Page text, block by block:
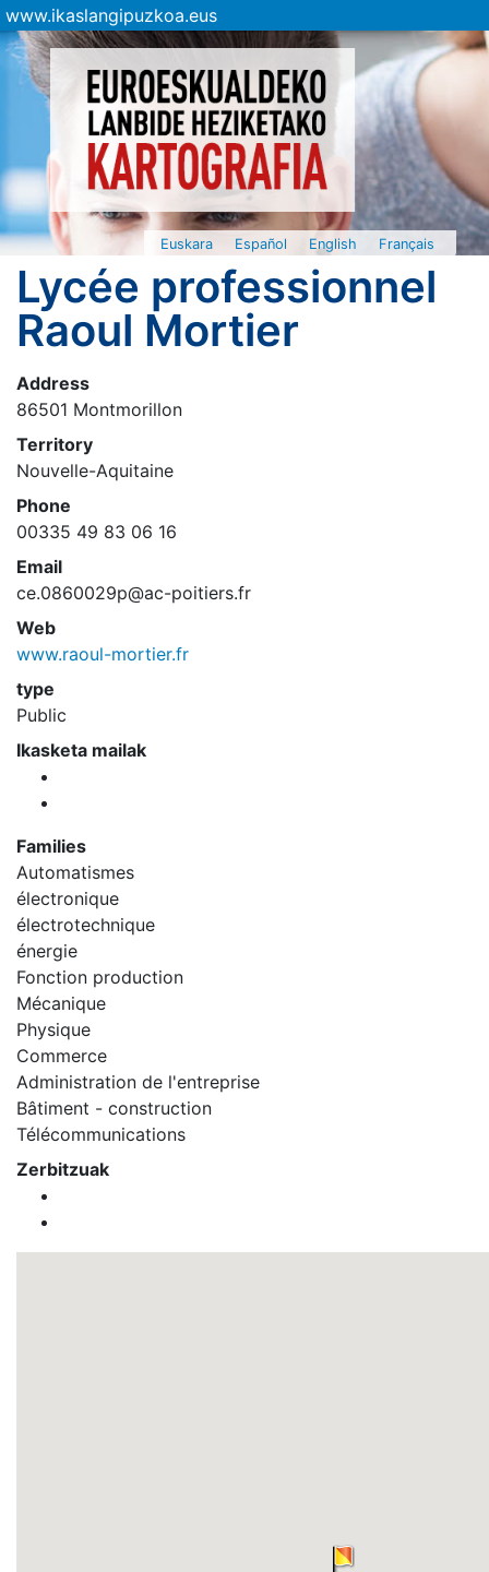
www.ikaslangipuzkoa.eus
Euskara Español English Français
Lycée professionnel
Raoul Mortier
Address
86501 Montmorillon
Territory
Nouvelle-Aquitaine
Phone
00335 49 83 06 16
Email
ce.0860029p@ac-poitiers.fr
Web
www.raoul-mortier.fr
type
Public
Ikasketa mailak
Families
Automatismes
électronique
électrotechnique
énergie
Fonction production
Mécanique
Physique
Commerce
Administration de l'entreprise
Bâtiment - construction
Télécommunications
Zerbitzuak